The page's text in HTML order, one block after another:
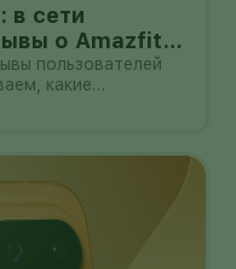
в сети
о Amazfit
картами
пользователей
какие